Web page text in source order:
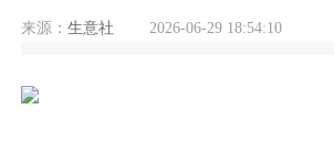
来源： 生意社 2026-06-29 18:54:10